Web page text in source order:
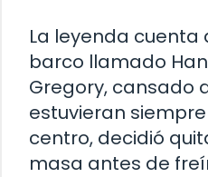
La leyenda
barco llamado
Gregory, cansado
estuvieran
centro, decidió
masa antes de